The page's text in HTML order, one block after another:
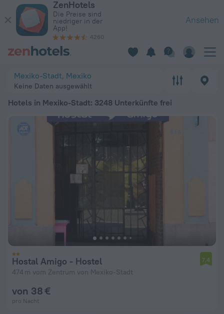
ZenHotels
Die Preise sind
niedriger in der
App!
4260
Ansehen
Mexiko-Stadt, Mexiko
Keine Daten ausgewählt
Hotels in Mexiko-Stadt: 3248 Unterkünfte frei
Hostal Amigo - Hostel
474 m vom Zentrum von Mexiko-Stadt
7,4
von 38 €
pro Nacht
Die 20 besten Hotels in Mexiko-Stadt 2026 ab 17 € - Jetzt auf